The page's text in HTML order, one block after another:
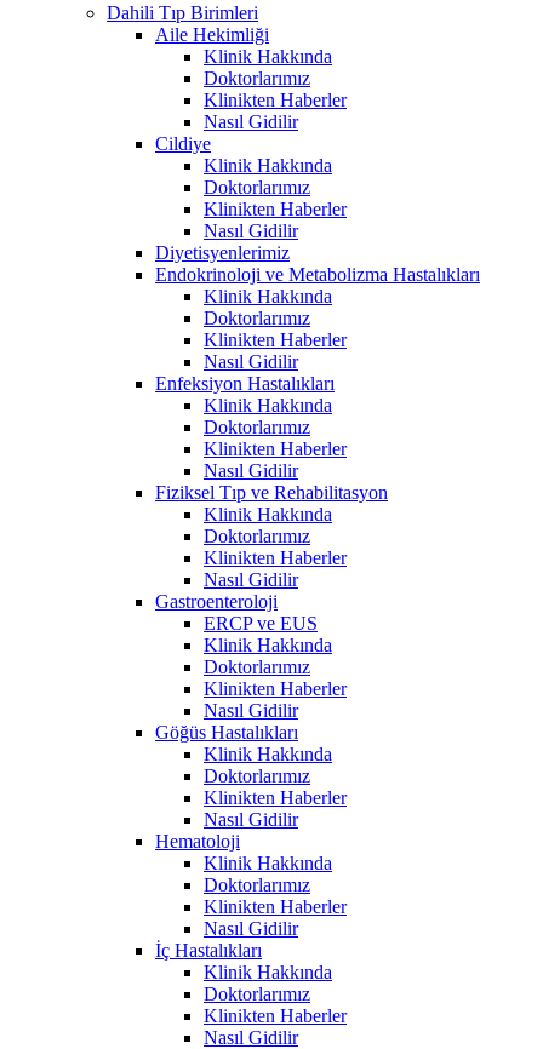
Dahili Tıp Birimleri
Aile Hekimliği
Klinik Hakkında
Doktorlarımız
Klinikten Haberler
Nasıl Gidilir
Cildiye
Klinik Hakkında
Doktorlarımız
Klinikten Haberler
Nasıl Gidilir
Diyetisyenlerimiz
Endokrinoloji ve Metabolizma Hastalıkları
Klinik Hakkında
Doktorlarımız
Klinikten Haberler
Nasıl Gidilir
Enfeksiyon Hastalıkları
Klinik Hakkında
Doktorlarımız
Klinikten Haberler
Nasıl Gidilir
Fiziksel Tıp ve Rehabilitasyon
Klinik Hakkında
Doktorlarımız
Klinikten Haberler
Nasıl Gidilir
Gastroenteroloji
ERCP ve EUS
Klinik Hakkında
Doktorlarımız
Klinikten Haberler
Nasıl Gidilir
Göğüs Hastalıkları
Klinik Hakkında
Doktorlarımız
Klinikten Haberler
Nasıl Gidilir
Hematoloji
Klinik Hakkında
Doktorlarımız
Klinikten Haberler
Nasıl Gidilir
İç Hastalıkları
Klinik Hakkında
Doktorlarımız
Klinikten Haberler
Nasıl Gidilir